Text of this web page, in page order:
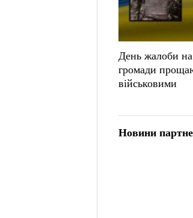
День жалоби
громади
військовими
Новини